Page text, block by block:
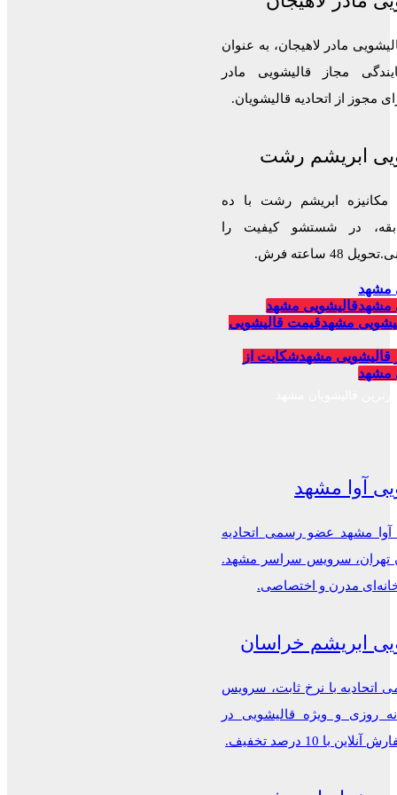
مادر لاهیجان، به عنوان
مجاز قالیشویی مادر
مجوز از اتحادیه قالیشویان.
ابریشم رشت
مکانیزه ابریشم رشت با ده
در شستشو کیفیت را
48 ساعته فرش.
مشهد
مشهدقالیشویی مشهد
مشهدقیمت قالیشویی
قالیشویی مشهدشکایت از
مشهد
آوا مشهد
آوا مشهد عضو رسمی اتحادیه
تهران، سرویس سراسر مشهد.
مدرن و اختصاصی.
ابریشم خراسان
اتحادیه با نرخ ثابت، سرویس
روزی و ویژه قالیشویی در
با 10 درصد تخفیف.